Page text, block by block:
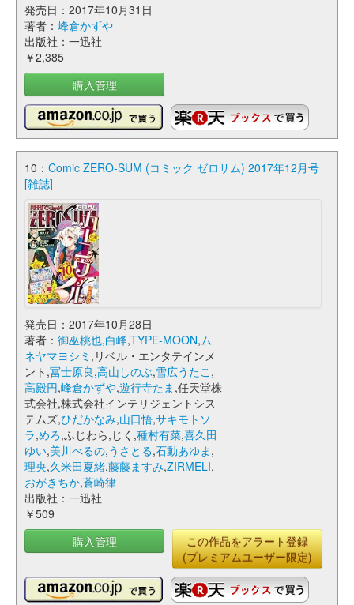
発売日：2017年10月31日
著者： 峰倉かずや
出版社：一迅社
￥2,385
購入管理
10： Comic ZERO-SUM (コミック ゼロサム) 2017年12月号
[雑誌]
発売日：2017年10月28日
著者： 御巫桃也,白峰,TYPE-MOON,ム
ネヤマヨシミ ,リベル・エンタテインメ
ント,冨士原良,高山しのぶ,雪広うたこ ,
高殿円,峰倉かずや,遊行寺たま ,任天堂株
式会社,株式会社インテリジェントシス
テムズ,ひだかなみ,山口悟,サキモトソ
ラ,めろ,ふじわら,じく,種村有菜,喜久田
ゆい,美川べるの,うさとる,石動あゆま ,
理央,久米田夏緒,藤藤ますみ,ZIRMELI,
おがきちか,蒼崎律
出版社：一迅社
￥509
購入管理
この作品をアラート登録
(プレミアムユーザー限定)